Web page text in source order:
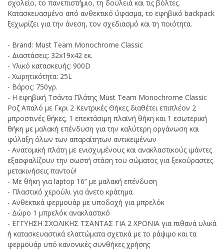
σχολείο, το πανεπιστήμιο, τη δουλειά και τις βόλτες.
Κατασκευασμένο από ανθεκτικό ύφασμα, το εφηβικό backpack
ξεχωρίζει για την άνεση, τον σχεδιασμό και τη ποιότητα.
- Brand: Must Team Monochrome Classic
- Διαστάσεις: 32x19x42 εκ.
- Υλικό κατασκευής: 900D
- Χωρητικότητα: 25L
- Βάρος: 750γρ.
- Η εφηβική Τσάντα Πλάτης Must Team Monochrome Classic
Ροζ Απαλό με Γκρι 2 Κεντρικές Θήκες διαθέτει επιπλέον 2
μπροστινές θήκες, 1 επεκτάσιμη πλαϊνή θήκη και 1 εσωτερική
θήκη με μαλακή επένδυση για την καλύτερη οργάνωση και
φύλαξη όλων των απαραίτητων αντικειμένων
- Ανατομική πλάτη με ενισχυμένους και ανακλαστικούς ιμάντες
εξασφαλίζουν την σωστή στάση του σώματος για ξεκούραστες
μετακινήσεις παντού!
- Με θήκη για laptop 16” με μαλακή επένδυση
- Πλαστικό χερούλι για άνετο κράτημα
- Ανθεκτικά φερμουάρ με υποδοχή για μπρελόκ
- Δώρο 1 μπρελόκ ανακλαστικό
- ΕΓΓΥΗΣΗ ΣΧΟΛΙΚΗΣ ΤΣΑΝΤΑΣ ΓΙΑ 2 ΧΡΟΝΙΑ για πιθανά υλικά
ή κατασκευαστικά ελαττώματα σχετικά με το ράψιμο και τα
φερμουάρ υπό κανονικές συνθήκες χρήσης